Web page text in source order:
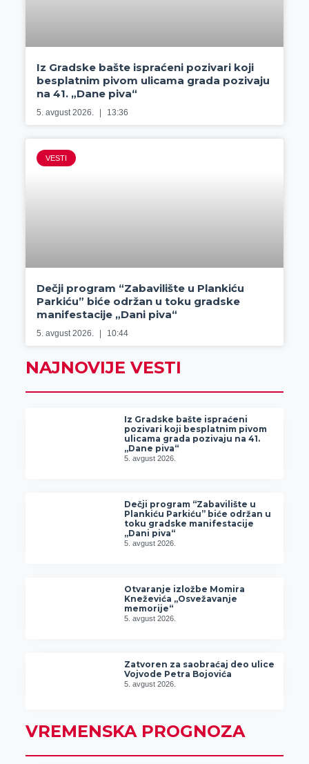
Iz Gradske bašte ispraćeni pozivari koji
besplatnim pivom ulicama grada pozivaju
na 41. „Dane piva“
5. avgust 2026. 13:36
VESTI
Dečji program “Zabavilište u Plankiću
Parkiću” biće održan u toku gradske
manifestacije „Dani piva“
5. avgust 2026. 10:44
NAJNOVIJE VESTI
Iz Gradske bašte ispraćeni
pozivari koji besplatnim pivom
ulicama grada pozivaju na 41.
„Dane piva“
5. avgust 2026.
Dečji program “Zabavilište u
Plankiću Parkiću” biće održan u
toku gradske manifestacije
„Dani piva“
5. avgust 2026.
Otvaranje izložbe Momira
Kneževića „Osvežavanje
memorije“
5. avgust 2026.
Zatvoren za saobraćaj deo ulice
Vojvode Petra Bojovića
5. avgust 2026.
VREMENSKA PROGNOZA